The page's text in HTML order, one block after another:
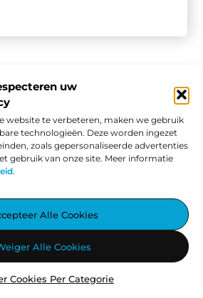
uw
website te verbeteren, maken we gebruik
technologieën. Deze worden ingezet
zoals gepersonaliseerde advertenties
gebruik van onze site. Meer informatie
.
Alle Cookies
Alle Cookies
Cookies Per Categorie
Iets Interessants te Lezen.
blogs en artikelen, zorgvuldig
om jouw dag te verrijken.